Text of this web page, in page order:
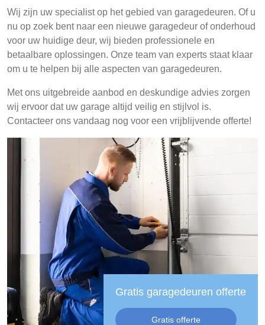
Wij zijn uw specialist op het gebied van garagedeuren. Of u
nu op zoek bent naar een nieuwe garagedeur of onderhoud
voor uw huidige deur, wij bieden professionele en
betaalbare oplossingen. Onze team van experts staat klaar
om u te helpen bij alle aspecten van garagedeuren.
Met ons uitgebreide aanbod en deskundige advies zorgen
wij ervoor dat uw garage altijd veilig en stijlvol is.
Contacteer ons vandaag nog voor een vrijblijvende offerte!
Gratis garagedeuren offerte
Gratis offerte